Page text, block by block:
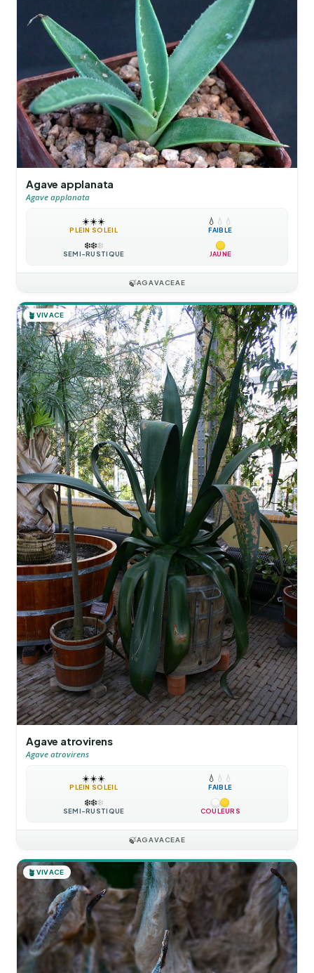
Agave applanata
Agave applanata
☀️☀️☀️
PLEIN SOLEIL
💧 💧 💧
FAIBLE
❄️❄️❄️
SEMI-RUSTIQUE JAUNE
🍃AGAVACEAE
🪴 VIVACE
Agave atrovirens
Agave atrovirens
☀️☀️☀️
PLEIN SOLEIL
💧 💧 💧
FAIBLE
❄️❄️❄️
SEMI-RUSTIQUE COULEURS
🍃AGAVACEAE
🪴 VIVACE